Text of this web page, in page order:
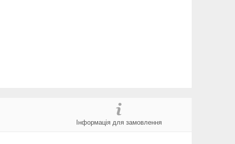
Інформація для замовлення